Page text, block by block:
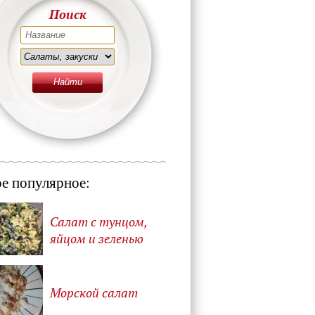
Поиск
популярное:
Салат с тунцом,
яйцом и зеленью
Морской салат